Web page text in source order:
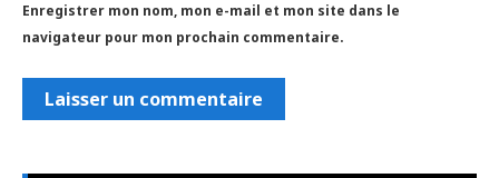
Enregistrer mon nom, mon e-mail et mon site dans le
navigateur pour mon prochain commentaire.